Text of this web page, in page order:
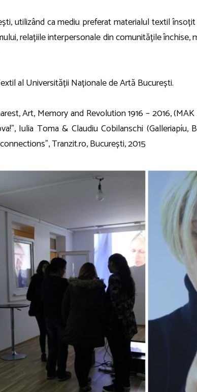
utilizând ca mediu preferat materialul textil
relațiile interpersonale din comunitățile închise,
al Universității Naționale de Artă București.
Art, Memory and Revolution 1916 – 2016,
Iulia Toma & Claudiu Cobilanschi (Galleriapíu,
Tranzit.ro, București, 2015